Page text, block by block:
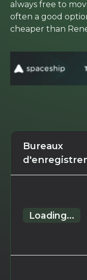
always free to
often a good
cheaper than
Bureaux
Loading...